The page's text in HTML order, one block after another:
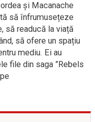
și Macanache
să înfrumusețeze
să readucă la viață
să ofere un spațiu
mediu. Ei au
file din saga ”Rebels